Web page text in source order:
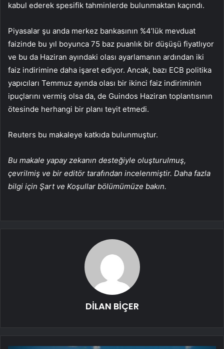
kabul ederek spesifik tahminlerde bulunmaktan kaçındı.
Piyasalar şu anda merkez bankasının %4’lük mevduat
faizinde bu yıl boyunca 75 baz puanlık bir düşüşü fiyatlıyor
ve bu da Haziran ayındaki olası ayarlamanın ardından iki
faiz indirimine daha işaret ediyor. Ancak, bazı ECB politika
yapıcıları Temmuz ayında olası bir ikinci faiz indiriminin
ipuçlarını vermiş olsa da, de Guindos Haziran toplantısının
ötesinde herhangi bir planı teyit etmedi.
Reuters bu makaleye katkıda bulunmuştur.
Bu makale yapay zekanın desteğiyle oluşturulmuş,
çevrilmiş ve bir editör tarafından incelenmiştir. Daha fazla
bilgi için Şart ve Koşullar bölümümüze bakın.
DİLAN BİÇER